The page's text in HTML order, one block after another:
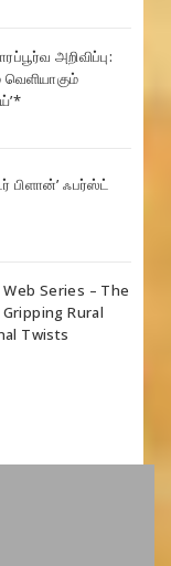
அறிவிப்பு:
பிளான்’ ஃபர்ஸ்ட்
Series – The
Rural
Twists